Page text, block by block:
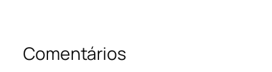
Comentários